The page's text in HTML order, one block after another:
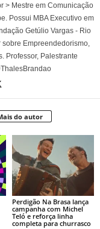
> Mestre em Comunicação
Possui MBA Executivo em
Getúlio Vargas - Rio
Empreendedorismo,
Professor, Palestrante
do autor
Perdigão Na Brasa lança
campanha com Michel
Teló e reforça linha
completa para churrasco